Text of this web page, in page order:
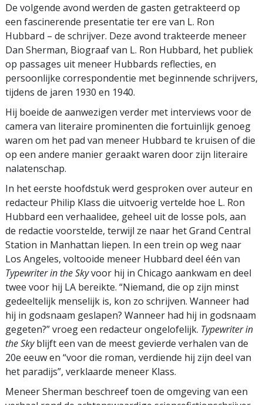
De volgende avond werden de gasten getrakteerd op
een fascinerende presentatie ter ere van L. Ron
Hubbard – de schrijver. Deze avond trakteerde meneer
Dan Sherman, Biograaf van L. Ron Hubbard, het publiek
op passages uit meneer Hubbards reflecties, en
persoonlijke correspondentie met beginnende schrijvers,
tijdens de jaren 1930 en 1940.
Hij boeide de aanwezigen verder met interviews voor de
camera van literaire prominenten die fortuinlijk genoeg
waren om het pad van meneer Hubbard te kruisen of die
op een andere manier geraakt waren door zijn literaire
nalatenschap.
In het eerste hoofdstuk werd gesproken over auteur en
redacteur Philip Klass die uitvoerig vertelde hoe L. Ron
Hubbard een verhaalidee, geheel uit de losse pols, aan
de redactie voorstelde, terwijl ze naar het Grand Central
Station in Manhattan liepen. In een trein op weg naar
Los Angeles, voltooide meneer Hubbard deel één van
Typewriter in the Skyvoor hij in Chicago aankwam en deel
twee voor hij LA bereikte. “Niemand, die op zijn minst
gedeeltelijk menselijk is, kon zo schrijven. Wanneer had
hij in godsnaam geslapen? Wanneer had hij in godsnaam
gegeten?” vroeg een redacteur ongelofelijk. Typewriter in
the Skyblijft een van de meest gevierde verhalen van de
20e eeuw en “voor die roman, verdiende hij zijn deel van
het paradijs”, verklaarde meneer Klass.
Meneer Sherman beschreef toen de omgeving van een